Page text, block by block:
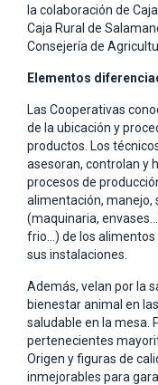
la colaboración de
Caja Rural de
Consejería de
Elementos
Las Cooperativas
de la ubicación y
productos. Los
asesoran, controlan y
procesos de
alimentación,
(maquinaria,
frio…) de los alimentos
sus instalaciones.
Además, velan por la
bienestar animal en
saludable en la mesa.
pertenecientes
Origen y figuras de
inmejorables para